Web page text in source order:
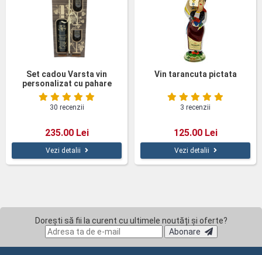
Set cadou Varsta vin
personalizat cu pahare
cutie lemn
30 recenzii
235.00 Lei
Vezi detalii
Vin tarancuta pictata
3 recenzii
125.00 Lei
Vezi detalii
Dorești să fii la curent cu ultimele noutăți și oferte?
Abonare